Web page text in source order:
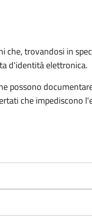
che, trovandosi in
d'identità elettronica.
possono
che impediscono